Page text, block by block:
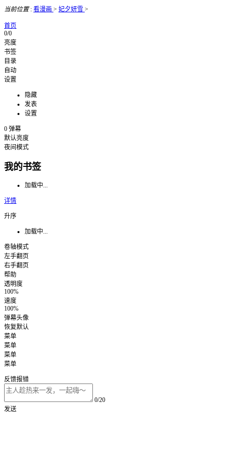
当前位置: 看漫画 > 妃夕妍雪 >
首页
0/0
亮度
书签
目录
自动
设置
隐藏
发表
设置
0 弹幕
默认亮度
夜间模式
我的书签
加载中...
详情
升序
加载中...
卷轴模式
左手翻页
右手翻页
帮助
透明度
100%
速度
100%
弹幕头像
恢复默认
菜单
菜单
菜单
菜单
反馈报错
0/20
发送